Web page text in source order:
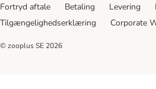
Fortryd aftale
Betaling Levering
Tilgængelighedserklæring
Corporate
© zooplus SE 2026